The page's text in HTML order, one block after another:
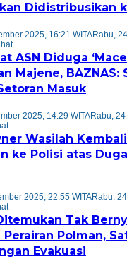
Didistribusikan
2025, 16:21 WITARabu,
ASN Diduga
Majene, BAZNAS:
Masuk
2025, 14:29 WITARabu,
Wasilah
ke Polisi atas
2025, 22:55 WITARabu,
Tak
Perairan Polman,
Evakuasi